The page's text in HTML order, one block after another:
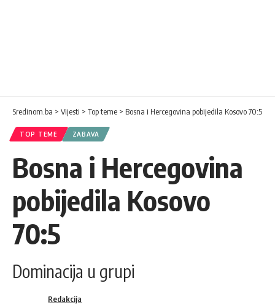
Sredinom.ba > Vijesti > Top teme > Bosna i Hercegovina pobijedila Kosovo 70:5
TOP TEME ZABAVA
Bosna i Hercegovina
pobijedila Kosovo
70:5
Dominacija u grupi
Redakcija